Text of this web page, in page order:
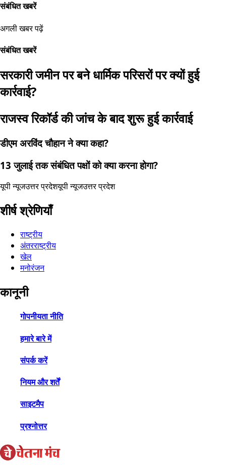
संबंधित खबरें
अगली खबर पढ़ें
संबंधित खबरें
सरकारी जमीन पर बने धार्मिक परिसरों पर क्यों हुई
कार्रवाई?
राजस्व रिकॉर्ड की जांच के बाद शुरू हुई कार्रवाई
डीएम अरविंद चौहान ने क्या कहा?
13 जुलाई तक संबंधित पक्षों को क्या करना होगा?
यूपी न्यूजउत्तर प्रदेशयूपी न्यूजउत्तर प्रदेश
शीर्ष श्रेणियाँ
राष्ट्रीय
अंतरराष्ट्रीय
खेल
मनोरंजन
कानूनी
गोपनीयता नीति
हमारे बारे में
संपर्क करें
नियम और शर्तें
साइटमैप
प्रश्नोत्तर